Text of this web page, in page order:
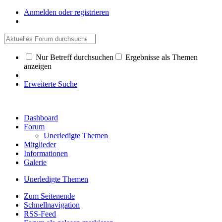
Anmelden oder registrieren
Nur Betreff durchsuchen
Ergebnisse als Themen
anzeigen
Erweiterte Suche
Dashboard
Forum
Unerledigte Themen
Mitglieder
Informationen
Galerie
Unerledigte Themen
Zum Seitenende
Schnellnavigation
RSS-Feed